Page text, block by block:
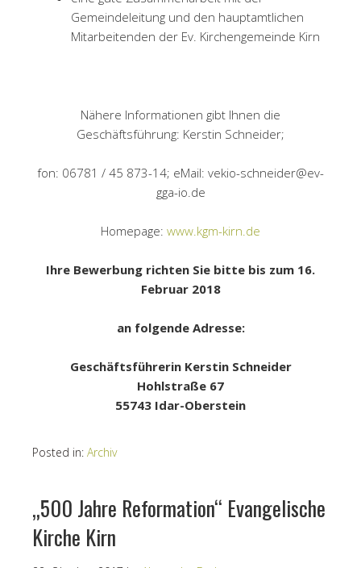
Gemeindeleitung und den hauptamtlichen
Mitarbeitenden der Ev. Kirchengemeinde Kirn
Nähere Informationen gibt Ihnen die
Geschäftsführung: Kerstin Schneider;
fon: 06781 / 45 873-14; eMail: vekio-schneider@ev-
gga-io.de
Homepage: www.kgm-kirn.de
Ihre Bewerbung richten Sie bitte bis zum 16.
Februar 2018
an folgende Adresse:
Geschäftsführerin Kerstin Schneider
Hohlstraße 67
55743 Idar-Oberstein
Posted in: Archiv
„500 Jahre Reformation“ Evangelische
Kirche Kirn